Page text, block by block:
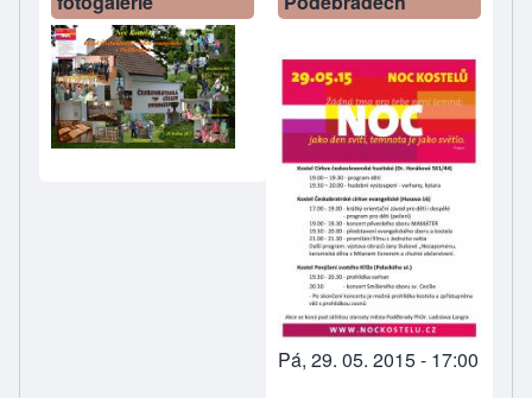
Pá, 29. 05. 2015 - 17:00